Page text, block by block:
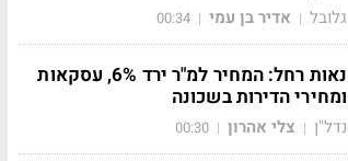
גלובל | אדיר בן עמי |
00:34
נאות רחל: המחיר למ"ר ירד 6%, עסקאות
ומחירי הדירות בשכונה
נדל"ן | צלי אהרון |
00:30